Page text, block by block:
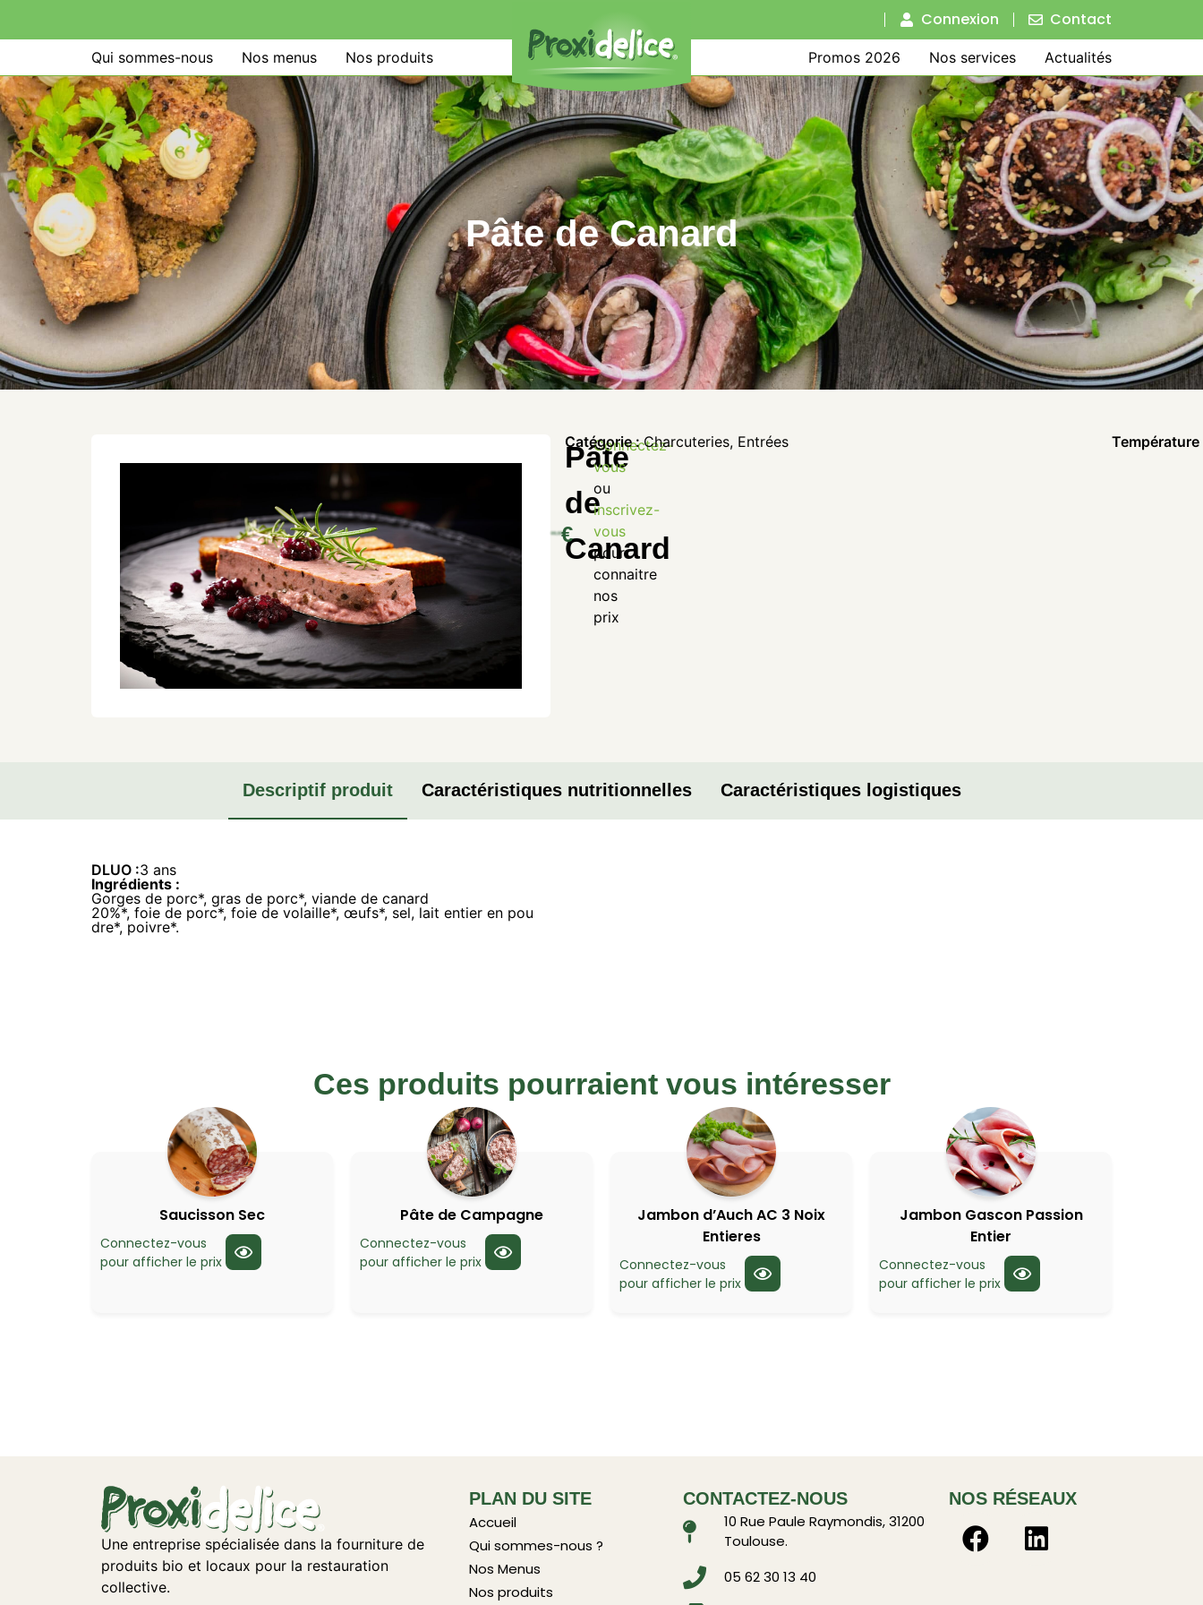
Connexion Contact
Qui sommes-nous Nos menus Nos produits Promos 2026 Nos services Actualités
Pâte de Canard
Pâte
de
Canard
€
Connectez-
vous
ou
inscrivez-
vous
pour
connaitre
nos
prix
Catégorie :Charcuteries, Entrées
Descriptif produit Caractéristiques nutritionnelles Caractéristiques logistiques
DLUO :3 ans
Ingrédients :
Gorges de porc*, gras de porc*, viande de canard
20%*, foie de porc*, foie de volaille*, œufs*, sel, lait entier en pou
dre*, poivre*.
Ces produits pourraient vous intéresser
Saucisson Sec
Connectez-vous
pour afficher le prix
Pâte de Campagne
Connectez-vous
pour afficher le prix
Jambon d’Auch AC 3 Noix
Entieres
Connectez-vous
pour afficher le prix
Jambon Gascon Passion
Entier
Connectez-vous
pour afficher le prix
Une entreprise spécialisée dans la fourniture de
produits bio et locaux pour la restauration
collective.
PLAN DU SITE
Accueil
Qui sommes-nous ?
Nos Menus
Nos produits
CONTACTEZ-NOUS
10 Rue Paule Raymondis, 31200
Toulouse.
05 62 30 13 40
NOS RÉSEAUX